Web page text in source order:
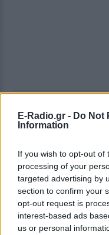
E-Radio.gr - Do Not
Information
If you wish to opt-out of
processing of your
targeted advertising by
section to confirm your
opt-out request is
interest-based ads
us or personal
ΔΕΙΤΕ ΕΠΙΣΗΣ